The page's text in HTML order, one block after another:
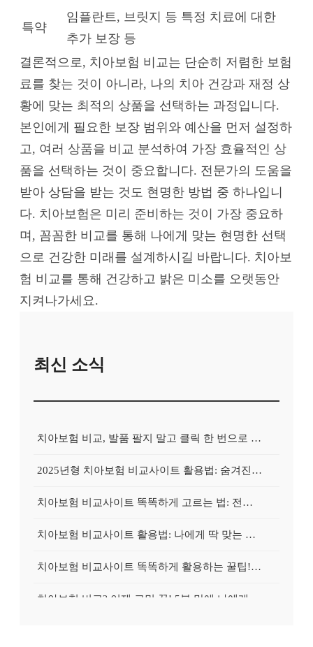
특약
임플란트, 브릿지 등 특정 치료에 대한
추가 보장 등
결론적으로, 치아보험 비교는 단순히 저렴한 보험
료를 찾는 것이 아니라, 나의 치아 건강과 재정 상
황에 맞는 최적의 상품을 선택하는 과정입니다.
본인에게 필요한 보장 범위와 예산을 먼저 설정하
고, 여러 상품을 비교 분석하여 가장 효율적인 상
품을 선택하는 것이 중요합니다. 전문가의 도움을
받아 상담을 받는 것도 현명한 방법 중 하나입니
다. 치아보험은 미리 준비하는 것이 가장 중요하
며, 꼼꼼한 비교를 통해 나에게 맞는 현명한 선택
으로 건강한 미래를 설계하시길 바랍니다. 치아보
험 비교를 통해 건강하고 밝은 미소를 오랫동안
지켜나가세요.
최신 소식
치아보험 비교, 발품 팔지 말고 클릭 한 번으로 끝내는 비법! 후기 대방출
2025년형 치아보험 비교사이트 활용법: 숨겨진 보험금 100% 환급 전략
치아보험 비교사이트 똑똑하게 고르는 법: 전문가가 알려주는 5가지 꿀팁
치아보험 비교사이트 활용법: 나에게 딱 맞는 보험, 손쉽게 찾는 비법 공개
치아보험 비교사이트 똑똑하게 활용하는 꿀팁! 내 보험금 최대 2배로 불리기